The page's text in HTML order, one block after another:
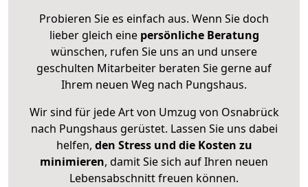
Probieren Sie es einfach aus. Wenn Sie doch
lieber gleich eine persönliche Beratung
wünschen, rufen Sie uns an und unsere
geschulten Mitarbeiter beraten Sie gerne auf
Ihrem neuen Weg nach Pungshaus.
Wir sind für jede Art von Umzug von Osnabrück
nach Pungshaus gerüstet. Lassen Sie uns dabei
helfen, den Stress und die Kosten zu
minimieren, damit Sie sich auf Ihren neuen
Lebensabschnitt freuen können.